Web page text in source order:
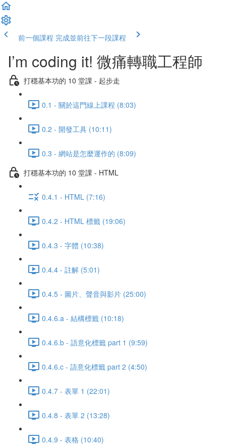
前一個課程 完成並前往下一段課程
I’m coding it! 微痛轉職工程師
打穩基本功的 10 堂課 - 起步走
0.1 - 關於這門線上課程 (8:03)
0.2 - 開發工具 (10:11)
0.3 - 網站是怎麼運作的 (8:09)
打穩基本功的 10 堂課 - HTML
0.4.1 - HTML (7:16)
0.4.2 - HTML 標籤 (19:06)
0.4.3 - 字體 (10:38)
0.4.4 - 註解 (5:01)
0.4.5 - 圖片、聲音與影片 (25:00)
0.4.6.a - 結構標籤 (10:18)
0.4.6.b - 語意化標籤 part 1 (9:59)
0.4.6.c - 語意化標籤 part 2 (4:50)
0.4.7 - 表單 1 (22:01)
0.4.8 - 表單 2 (13:28)
0.4.9 - 表格 (10:40)